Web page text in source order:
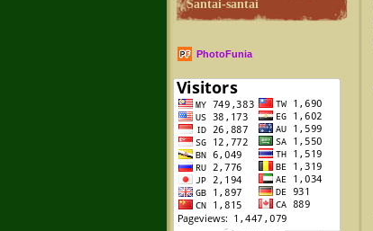
Santai-santai
PhotoFunia